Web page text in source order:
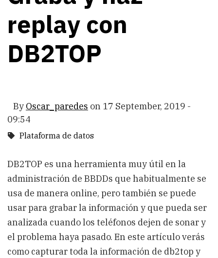
replay con
DB2TOP
By Oscar_paredes on 17 September, 2019 -
09:54
Plataforma de datos
DB2TOP es una herramienta muy útil en la
administración de BBDDs que habitualmente se
usa de manera online, pero también se puede
usar para grabar la información y que pueda ser
analizada cuando los teléfonos dejen de sonar y
el problema haya pasado. En este artículo verás
como capturar toda la información de db2top y